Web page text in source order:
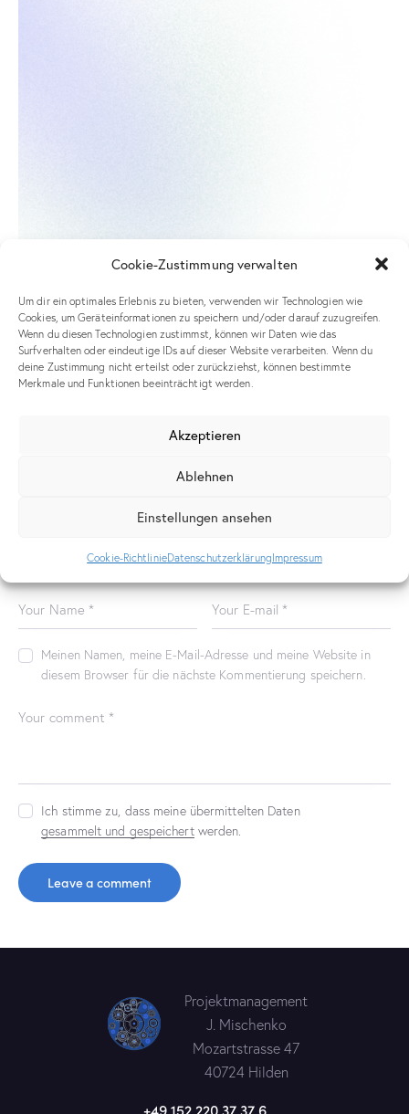
Cookie-Zustimmung verwalten
Um dir ein optimales Erlebnis zu bieten, verwenden wir Technologien wie
Cookies, um Geräteinformationen zu speichern und/oder darauf zuzugreifen.
Wenn du diesen Technologien zustimmst, können wir Daten wie das
Surfverhalten oder eindeutige IDs auf dieser Website verarbeiten. Wenn du
deine Zustimmung nicht erteilst oder zurückziehst, können bestimmte
Merkmale und Funktionen beeinträchtigt werden.
Akzeptieren
Ablehnen
Einstellungen ansehen
Cookie-RichtlinieDatenschutzerklärungImpressum
Leave a comment
Meinen Namen, meine E-Mail-Adresse und meine Website in
diesem Browser für die nächste Kommentierung speichern.
Ich stimme zu, dass meine übermittelten Daten
gesammelt und gespeichertwerden.
Projektmanagement
J. Mischenko
Mozartstrasse 47
40724 Hilden
+49 152 220 37 37 6